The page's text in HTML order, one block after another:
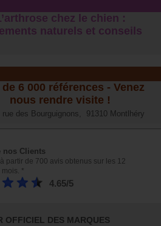
chez le chien :
naturels et conseil s
6 000 références - Venez
nous rendre visite !
rue des Bourguignons, 91310 Montlhéry
nos Clients
partir de 700 avis obtenus sur les 12
*
4.65/5
OFFICIEL DES MARQUES